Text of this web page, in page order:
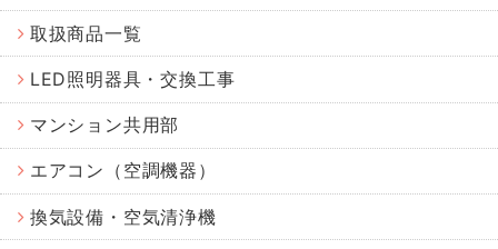
取扱商品一覧
LED照明器具・交換工事
マンション共用部
エアコン（空調機器）
換気設備・空気清浄機